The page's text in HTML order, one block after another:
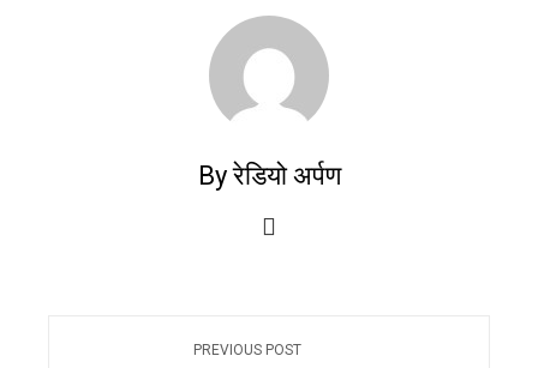
By रेडियो अर्पण
PREVIOUS POST